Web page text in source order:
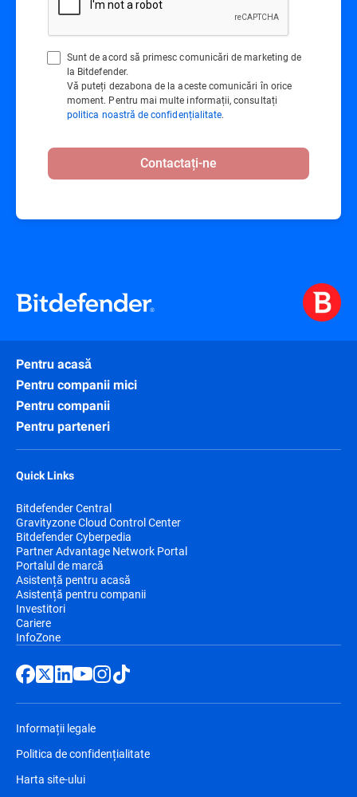
Sunt de acord să primesc comunicări de marketing de
la Bitdefender.
Vă puteți dezabona de la aceste comunicări în orice
moment. Pentru mai multe informații, consultați
politica noastră de confidențialitate.
Contactați-ne
Pentru acasă
Pentru companii mici
Pentru companii
Pentru parteneri
Quick Links
Bitdefender Central
Gravityzone Cloud Control Center
Bitdefender Cyberpedia
Partner Advantage Network Portal
Portalul de marcă
Asistență pentru acasă
Asistență pentru companii
Investitori
Cariere
InfoZone
Informații legale
Politica de confidențialitate
Harta site-ului